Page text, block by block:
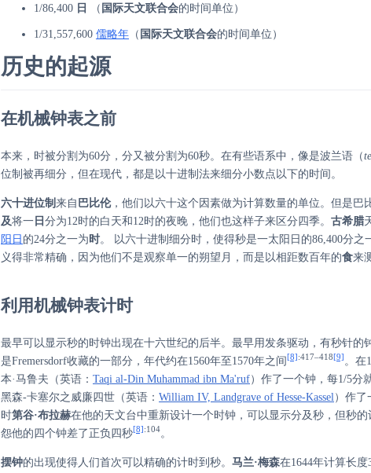
1/86,400 日 （ 国际天文联合会的时间单位）
1/31,557,600儒略年 （ 国际天文联合会的时间单位）
历史的起源
在机械钟表之前
本来，时被分割为60分，分又被分割为60秒。在有些语系中，像是波兰语（
位制被再细分，但在现代，都是以十进制法来细分小数点以下的时间。
六十进位制来自 巴比伦，他们以六十这个因素做为计算数量的单位。但是巴
及将一 日分为12时的白天和12时的夜晚，他们也这样子来区分四季。古希腊
阳日 的24分之一为 时。 以六十进制细分时，使得秒是一太阳日的86,400分
义得非常精确，因为他们不是观察单一的朔望月，而是以相距数百年的食来
利用机械钟表计时
最早可以显示秒的时钟出现在十六世纪的后半。最早用发条驱动，有秒针的
是Fremersdorf收藏的一部分，年代约在1560年至1570年之间[8] :417–418[9] 。在
本·马鲁夫 （英语 ：Taqi al-Din Muhammad ibn Ma'ruf）作了一个钟，每1/5分
黑森-卡塞尔之威廉四世 （英语 ：William IV, Landgrave of Hesse-Kassel ）作了
时第谷·布拉赫在他的天文台中重新设计一个时钟，可以显示分及秒，但秒
怨他的四个钟差了正负四秒[8] :104。
摆钟的出现使得人们首次可以精确的计时到秒。马兰·梅森在1644年计算长